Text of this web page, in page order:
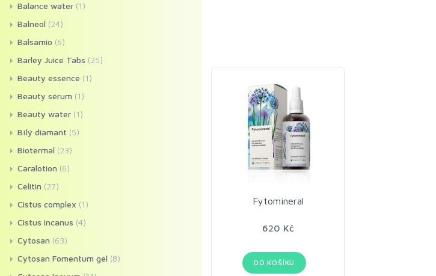
Fytomineral
620 Kč
DO KOŠÍKU
Balance water (1)
Balneol (24)
Balsamio (6)
Barley Juice Tabs (25)
Beauty essence (1)
Beauty sérum (1)
Beauty water (1)
Bílý diamant (5)
Biotermal (23)
Caralotion (6)
Celitin (27)
Cistus complex (1)
Cistus incanus (4)
Cytosan (63)
Cytosan Fomentum gel (8)